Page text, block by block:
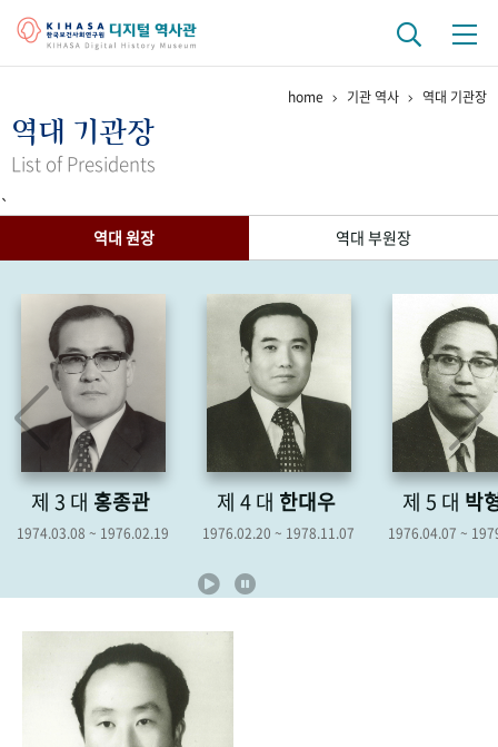
걸어온 길 기관 변천사
연구 역사
정책과 연구 키워드로 보는 연구 역사
연구자들
기록물 아카이브
사진 아카이브 문서 기록물 행정박물 영상 기록물
50+1주년 기념
성과 50선 숫자로 보는 50년 50 +1주년 광장
세계와 함께 한 KIHASA
home 기관 역사 역대 기관장
역대 기관장
List of Presidents
`
역대 원장
역대 부원장
제 4 대한대우
1976.02.20 ~ 1978.11.07
제 5 대박형종
1976.04.07 ~ 1979.04.06
제 6 대
1978.12.19 ~